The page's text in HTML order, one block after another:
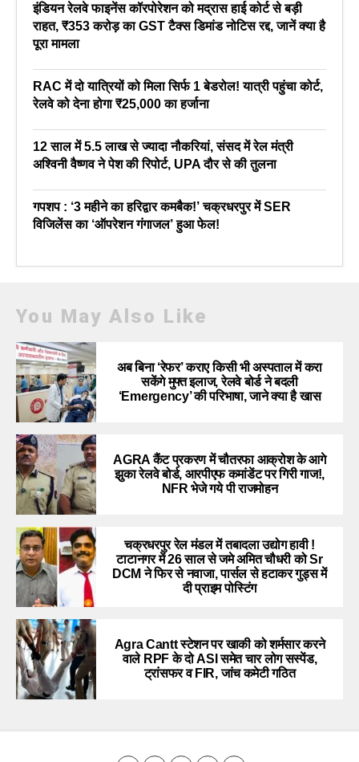
इंडियन रेलवे फाइनेंस कॉरपोरेशन को मद्रास हाई कोर्ट से बड़ी
राहत, ₹353 करोड़ का GST टैक्स डिमांड नोटिस रद्द, जानें क्या है
पूरा मामला
RAC में दो यात्रियों को मिला सिर्फ 1 बेडरोल! यात्री पहुंचा कोर्ट,
रेलवे को देना होगा ₹25,000 का हर्जाना
12 साल में 5.5 लाख से ज्यादा नौकरियां, संसद में रेल मंत्री
अश्विनी वैष्णव ने पेश की रिपोर्ट, UPA दौर से की तुलना
गपशप : ‘3 महीने का हरिद्वार कमबैक!’ चक्रधरपुर में SER
विजिलेंस का ‘ऑपरेशन गंगाजल’ हुआ फेल!
You May Also Like
अब बिना ‘रेफर’ कराए किसी भी अस्पताल में करा
सकेंगे मुफ्त इलाज, रेलवे बोर्ड ने बदली
‘Emergency’ की परिभाषा, जाने क्या है खास
AGRA कैंट प्रकरण में चौतरफा आक्रोश के आगे
झुका रेलवे बोर्ड, आरपीएफ कमांडेंट पर गिरी गाज!,
NFR भेजे गये पी राजमोहन
चक्रधरपुर रेल मंडल में तबादला उद्योग हावी !
टाटानगर में 26 साल से जमे अमित चौधरी को Sr
DCM ने फिर से नवाजा, पार्सल से हटाकर गुड्स में
दी प्राइम पोस्टिंग
Agra Cantt स्टेशन पर खाकी को शर्मसार करने
वाले RPF के दो ASI समेत चार लोग सस्पेंड,
ट्रांसफर व FIR, जांच कमेटी गठित